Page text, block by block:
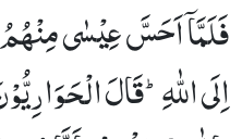
فَلَمَّاۤ اَحَسَّ عِیْسٰى
اِلَى اللّٰهِؕ-قَالَ